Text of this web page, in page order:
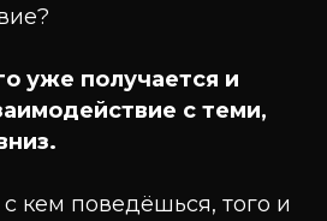
уже получается и
с теми,
кем поведёшься, того и